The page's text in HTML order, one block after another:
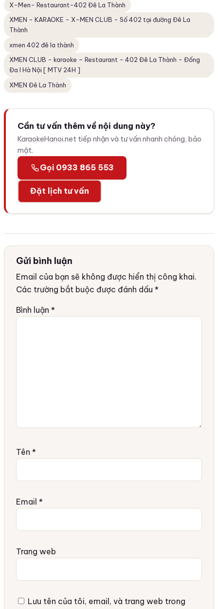
X-Men- Restaurant-402 Đê La Thành
XMEN - KARAOKE - X-MEN CLUB - Số 402 tại đường Đê La
Thành
xmen 402 đê la thành
XMEN CLUB - karaoke – Restaurant - 402 Đê La Thành - Đống
Đa I Hà Nội [ MTV 24H ]
XMEN Đê La Thành
Cần tư vấn thêm về nội dung này?
KaraokeHanoi.net tiếp nhận và tư vấn nhanh chóng, bảo
mật.
Gọi 0933 865 553
Đặt lịch tư vấn
Gửi bình luận
Email của bạn sẽ không được hiển thị công khai.
Các trường bắt buộc được đánh dấu *
Bình luận *
Tên *
Email *
Trang web
Lưu tên của tôi, email, và trang web trong